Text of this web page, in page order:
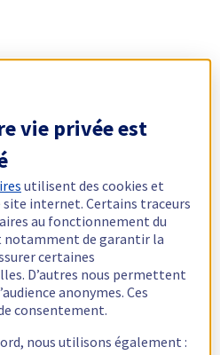
vie privée est
utilisent des cookies et
internet. Certains traceurs
au fonctionnement du
de garantir la
certaines
D’autres nous permettent
anonymes. Ces
consentement.
nous utilisons également :